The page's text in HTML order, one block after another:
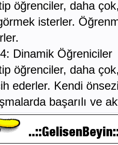
öğrenciler, daha
isterler.
Dinamik Öğreniciler
öğrenciler, daha
ederler. Kendi
başarılı ve